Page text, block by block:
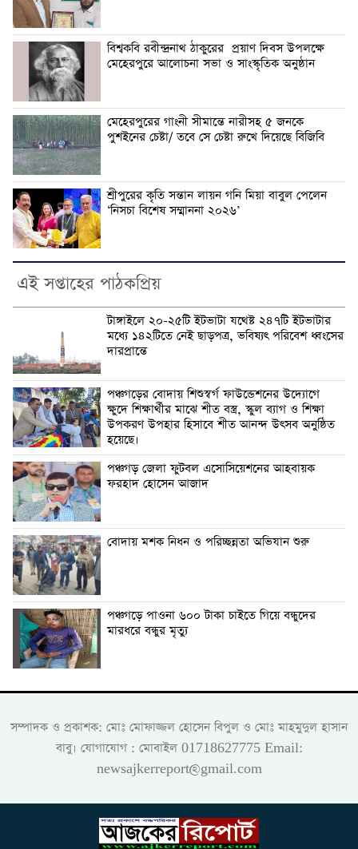
বিশ্বকবি রবীন্দ্রনাথ ঠাকুরের প্রয়াণ দিবস উপলক্ষে
মেহেরপুরে আলোচনা সভা ও সাংস্কৃতিক অনুষ্ঠান
মেহেরপুরের গাংনী সীমান্তে নারীসহ ৫ জনকে
পুশইনের চেষ্টা/ তবে সে চেষ্টা রুখে দিয়েছে বিজিবি
শ্রীপুরের কৃতি সন্তান লায়ন গনি মিয়া বাবুল পেলেন
‘নিসচা বিশেষ সম্মাননা ২০২৬’
এই সপ্তাহের পাঠকপ্রিয়
টাঙ্গাইলে ২০-২৫টি ইটভাটা যথেষ্ট ২৪৭টি ইটভাটার
মধ্যে ১৪২টিতে নেই ছাড়পত্র, ভবিষ্যৎ পরিবেশ ধ্বংসের
দারপ্রান্তে
পঞ্চগড়ের বোদায় শিশুস্বর্গ ফাউন্ডেশনের উদ্যোগে
ক্ষুদে শিক্ষার্থীর মাঝে শীত বস্ত্র, স্কুল ব্যাগ ও শিক্ষা
উপকরণ উপহার হিসাবে শীত আনন্দ উৎসব অনুষ্ঠিত
হয়েছে।
পঞ্চগড় জেলা ফুটবল এসোসিয়েশনের আহবায়ক
ফরহাদ হোসেন আজাদ
বোদায় মশক নিধন ও পরিচ্ছন্নতা অভিযান শুরু
পঞ্চগড়ে পাওনা ৬০০ টাকা চাইতে গিয়ে বন্ধুদের
মারধরে বন্ধুর মৃত্যু
সম্পাদক ও প্রকাশক: মোঃ মোফাজ্জল হোসেন বিপুল ও মোঃ মাহমুদুল হাসান
বাবু। যোগাযোগ : মোবাইল 01718627775 Email:
newsajkerreport@gmail.com